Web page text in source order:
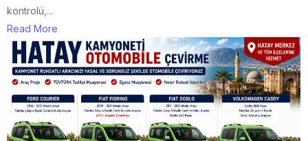
kontrolü,...
Read More